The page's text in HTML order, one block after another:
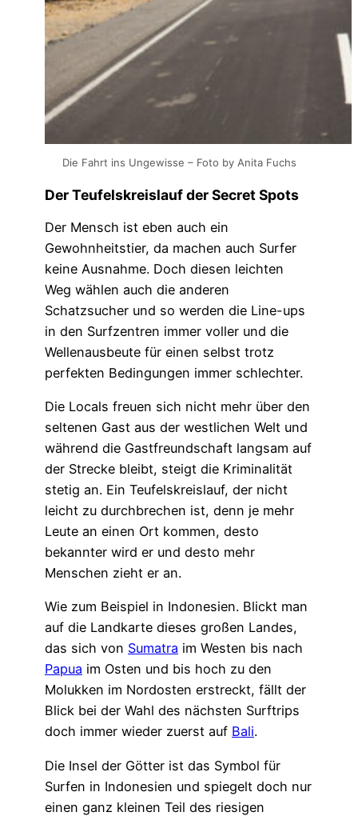
Die Fahrt ins Ungewisse – Foto by Anita Fuchs
Der Teufelskreislauf der Secret Spots
Der Mensch ist eben auch ein
Gewohnheitstier, da machen auch Surfer
keine Ausnahme. Doch diesen leichten
Weg wählen auch die anderen
Schatzsucher und so werden die Line-ups
in den Surfzentren immer voller und die
Wellenausbeute für einen selbst trotz
perfekten Bedingungen immer schlechter.
Die Locals freuen sich nicht mehr über den
seltenen Gast aus der westlichen Welt und
während die Gastfreundschaft langsam auf
der Strecke bleibt, steigt die Kriminalität
stetig an. Ein Teufelskreislauf, der nicht
leicht zu durchbrechen ist, denn je mehr
Leute an einen Ort kommen, desto
bekannter wird er und desto mehr
Menschen zieht er an.
Wie zum Beispiel in Indonesien. Blickt man
auf die Landkarte dieses großen Landes,
das sich von Sumatra im Westen bis nach
Papua im Osten und bis hoch zu den
Molukken im Nordosten erstreckt, fällt der
Blick bei der Wahl des nächsten Surftrips
doch immer wieder zuerst auf Bali.
Die Insel der Götter ist das Symbol für
Surfen in Indonesien und spiegelt doch nur
einen ganz kleinen Teil des riesigen